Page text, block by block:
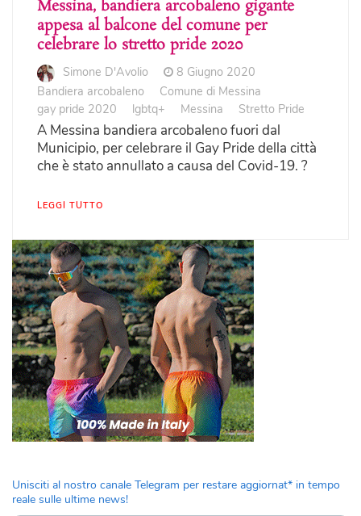
Messina, bandiera arcobaleno gigante
appesa al balcone del comune per
celebrare lo stretto pride 2020
Simone D'Avolio
8 Giugno 2020
Bandiera arcobaleno
Comune di Messina
gay pride 2020
lgbtq+ Messina Stretto Pride
A Messina bandiera arcobaleno fuori dal
Municipio, per celebrare il Gay Pride della città
che è stato annullato a causa del Covid-19. ?
LEGGI TUTTO
Unisciti al nostro canale Telegram per restare aggiornat* in tempo
reale sulle ultime news!